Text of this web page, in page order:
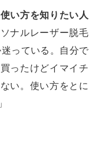
い方を知りたい人
ナルレーザー脱毛
っている。自分で
ったけどイマイチ
い。使い方をとに